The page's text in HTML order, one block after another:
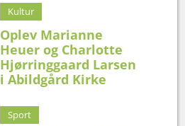
Kultur
Oplev Marianne
Heuer og Charlotte
Hjørringgaard Larsen
i Abildgård Kirke
Sport